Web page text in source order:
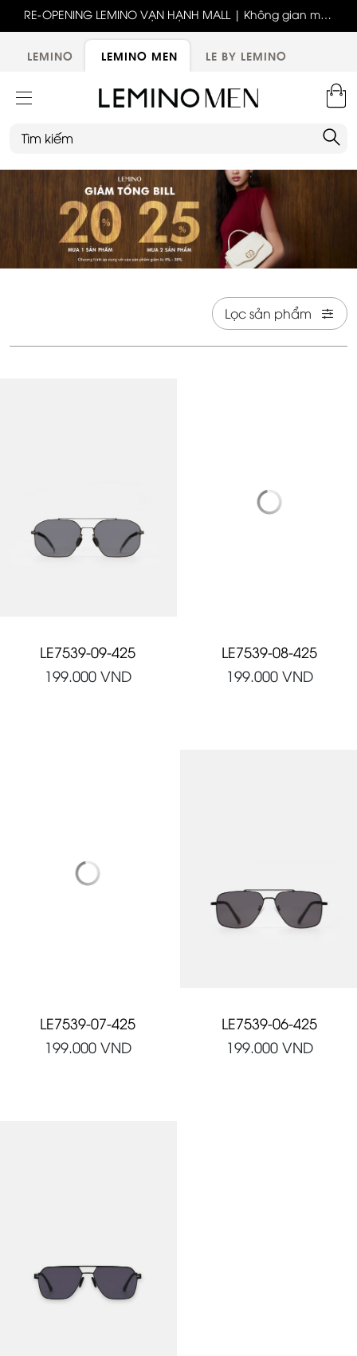
RE-OPENING LEMINO VẠN HẠNH MALL | Không gian mới,
trải nghiệm mới, ưu đãi tri ân đặc biệt
LEMINO
LEMINO MEN LE BY LEMINO
Lọc sản phẩm
LE7539-09-425
199.000VND
LE7539-08-425
199.000VND
LE7539-07-425
199.000VND
LE7539-06-425
199.000VND